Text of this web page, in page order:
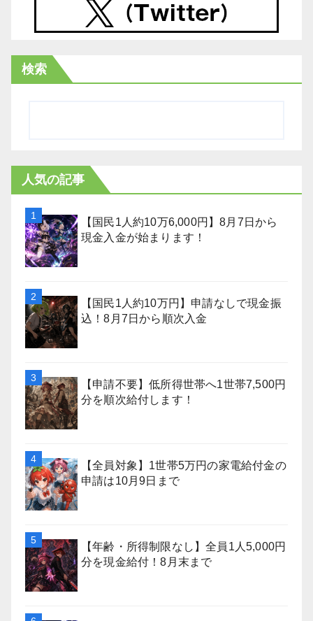
検索
人気の記事
【国民1人約10万6,000円】8月7日から
現金入金が始まります！
【国民1人約10万円】申請なしで現金振
込！8月7日から順次入金
【申請不要】低所得世帯へ1世帯7,500円
分を順次給付します！
【全員対象】1世帯5万円の家電給付金の
申請は10月9日まで
【年齢・所得制限なし】全員1人5,000円
分を現金給付！8月末まで